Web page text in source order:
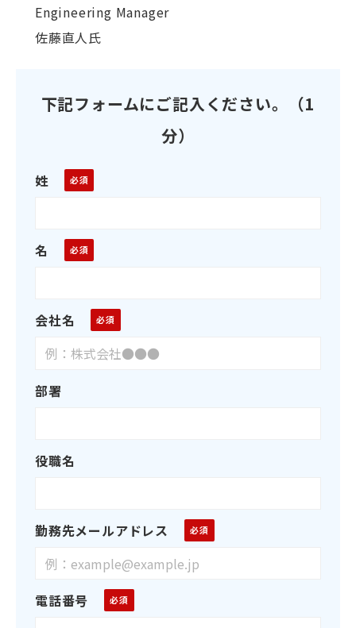
Engineering Manager
佐藤直人氏
下記フォームにご記入ください。（1
分）
姓
名
会社名
部署
役職名
勤務先メールアドレス
電話番号